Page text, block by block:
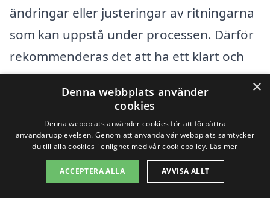
ändringar eller justeringar av ritningarna
som kan uppstå under processen. Därför
rekommenderas det att ha ett klart och
öppet samtal med det valda företaget för
bygglovsritningar i Björkvik, för att
säkerställa att alla förväntningar och krav
enas innan arbetet påbörjas.
Genom att använda vår plattform kan du
×
Denna webbplats använder
cookies
Denna webbplats använder cookies för att förbättra
användarupplevelsen. Genom att använda vår webbplats samtycker
du till alla cookies i enlighet med vår cookiepolicy. Läs mer
ACCEPTERA ALLA AVVISA ALLT